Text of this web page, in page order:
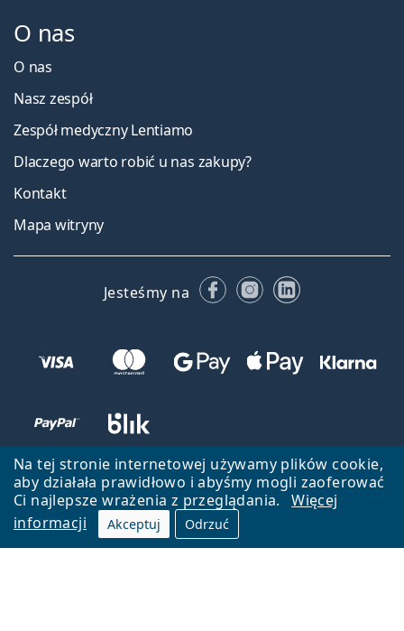
Na tej stronie internetowej używamy plików cookie,
aby działała prawidłowo i abyśmy mogli zaoferować
Ci najlepsze wrażenia z przeglądania.
Więcej
informacji
Akceptuj Odrzuć
O nas
O nas
Nasz zespół
Zespół medyczny Lentiamo
Dlaczego warto robić u nas zakupy?
Kontakt
Mapa witryny
Jesteśmy na FacebookuInstagramie
LinkedIn
Wróć do strony głównej